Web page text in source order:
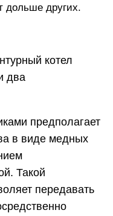
дольше других.
котел
два
предполагает
в виде медных
Такой
передавать